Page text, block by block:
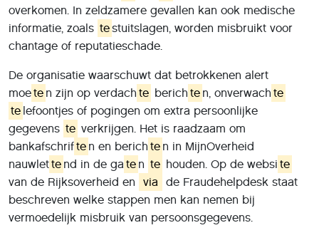
overkomen. In zeldzamere gevallen kan ook medische
informatie, zoals testuitslagen, worden misbruikt voor
chantage of reputatieschade.
De organisatie waarschuwt dat betrokkenen alert
moete n zijn op verdach te berich te n, onverwach te
te lefoontjes of pogingen om extra persoonlijke
gegevens te verkrijgen. Het is raadzaam om
bankafschrifte n en berich te n in MijnOverheid
nauwlette nd in de ga te n te houden. Op de websi te
van de Rijksoverheid en
via
de Fraudehelpdesk staat
beschreven welke stappen men kan nemen bij
vermoedelijk misbruik van persoonsgegevens.